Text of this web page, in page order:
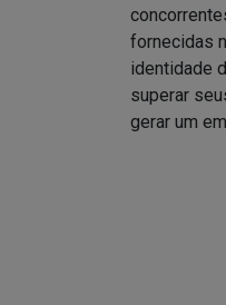
fornecidas
identidade
superar
gerar um